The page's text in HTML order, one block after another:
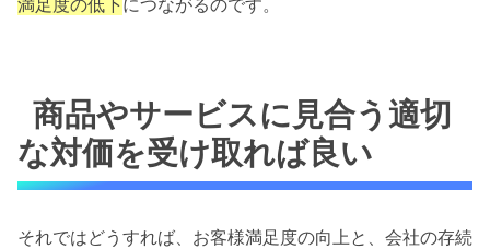
満足度の低下につながるのです。
商品やサービスに見合う適切
な対価を受け取れば良い
それではどうすれば、お客様満足度の向上と、会社の存続